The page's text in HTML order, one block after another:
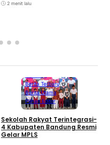
2 menit lalu
Berita Terbaru
Berita Utama
Pilihan Editor
Sekolah Rakyat Terintegrasi-
4 Kabupaten Bandung Resmi
Gelar MPLS